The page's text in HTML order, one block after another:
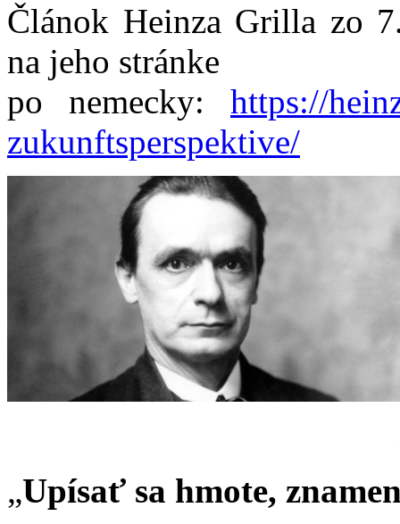
Článok Heinza Grilla zo
na jeho stránke
po nemecky: https://
zukunftsperspektive/
„Upísať sa hmote,